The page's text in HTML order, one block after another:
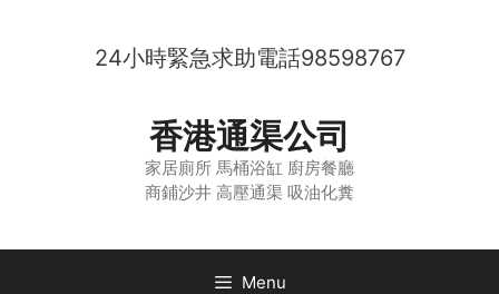
24小時緊急求助電話98598767
香港通渠公司
家居廁所 馬桶浴缸 廚房餐廳
商鋪沙井 高壓通渠 吸油化糞
Menu